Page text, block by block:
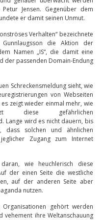
Jensen. Gegenüber dem
er damit seinen Unmut.
Verhalten“ bezeichnete
Gunnlaugsson die Aktion der
Namen „IS“, die damit eine
der passenden Domain-Endung
Schreckensmeldung sieht, wie
von Webseiten
zeigt wieder einmal mehr, wie
diese gefährlichen
Lange wird es nicht dauern, bis
dass solchen und ähnlichen
Zugang zum Internet
wie heuchlerisch diese
der einen Seite die westliche
auf der anderen Seite aber
nutzen.
gehört werden
ihre Weltanschauung